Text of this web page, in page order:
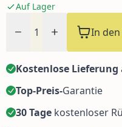
Auf Lager
In
Kostenlose Lieferung
Top-Preis-Garantie
30 Tage kostenloser